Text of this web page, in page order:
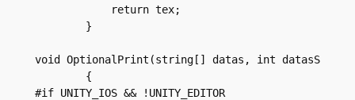
            return tex;
        }
void OptionalPrint(string[] datas, int datasSize)
        {
#if UNITY_IOS && !UNITY_EDITOR